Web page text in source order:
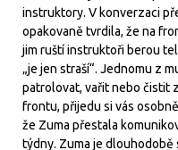
instruktory. V konverzaci
opakovaně tvrdila, že na
jim ruští instruktoři berou
„je jen straší“. Jednomu z
patrolovat, vařit nebo čistit
frontu, přijedu si vás
že Zuma přestala
týdny. Zuma je dlouhodobě